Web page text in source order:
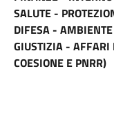
SALUTE -
DIFESA -
GIUSTIZIA - AFFARI
COESIONE E PNRR)